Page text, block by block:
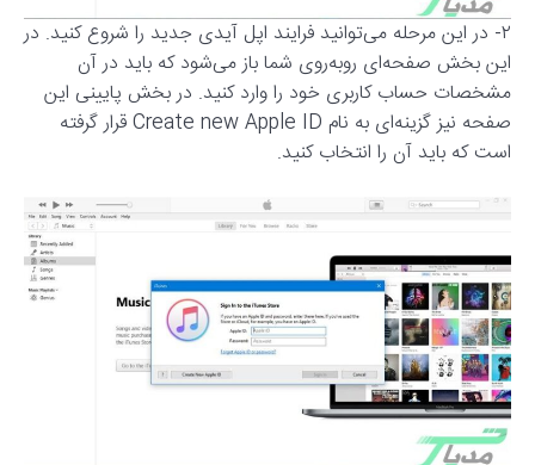
۲- در این مرحله می‌توانید فرایند اپل آیدی جدید را شروع کنید. در
این بخش صفحه‌ای روبه‌روی شما باز می‌شود که باید در آن
مشخصات حساب کاربری خود را وارد کنید. در بخش پایینی این
صفحه نیز گزینه‌ای به نام Create new Apple ID قرار گرفته
است که باید آن را انتخاب کنید.